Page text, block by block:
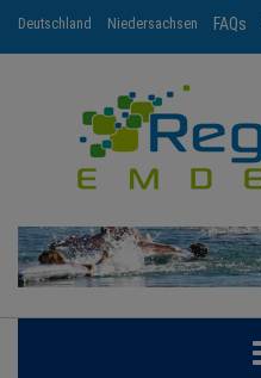
Deutschland Niedersachsen FAQs